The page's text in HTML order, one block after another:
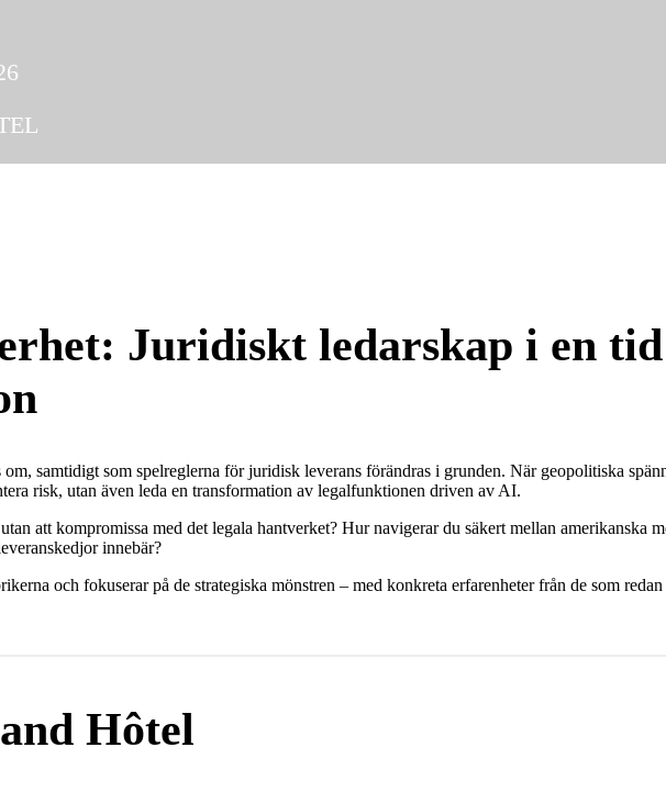
Juridiskt ledarskap i en
samtidigt som spelreglerna för juridisk leverans förändras i grunden. När geopolitiska
risk, utan även leda en transformation av legalfunktionen driven av AI.
att kompromissa med det legala hantverket? Hur navigerar du säkert mellan amerikanska
innebär?
och fokuserar på de strategiska mönstren – med konkreta erfarenheter från de som
Hôtel